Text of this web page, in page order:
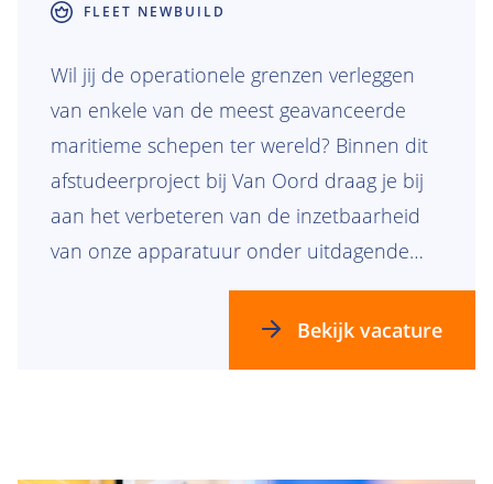
FLEET NEWBUILD
Wil jij de operationele grenzen verleggen
van enkele van de meest geavanceerde
maritieme schepen ter wereld? Binnen dit
afstudeerproject bij Van Oord draag je bij
aan het verbeteren van de inzetbaarheid
van onze apparatuur onder uitdagende
omgevingsomstandigheden. Samen met
twee andere afstudeerstudenten werk je
Bekijk vacature